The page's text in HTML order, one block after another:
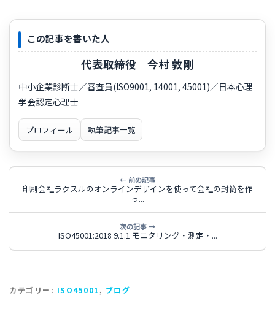
この記事を書いた人
代表取締役 今村 敦剛
中小企業診断士／審査員(ISO9001, 14001, 45001)／日本心理
学会認定心理士
プロフィール 執筆記事一覧
← 前の記事
印刷会社ラクスルのオンラインデザインを使って会社の封筒を作
っ...
次の記事 →
ISO45001:2018 9.1.1 モニタリング・測定・...
カテゴリー: ISO45001 , ブログ